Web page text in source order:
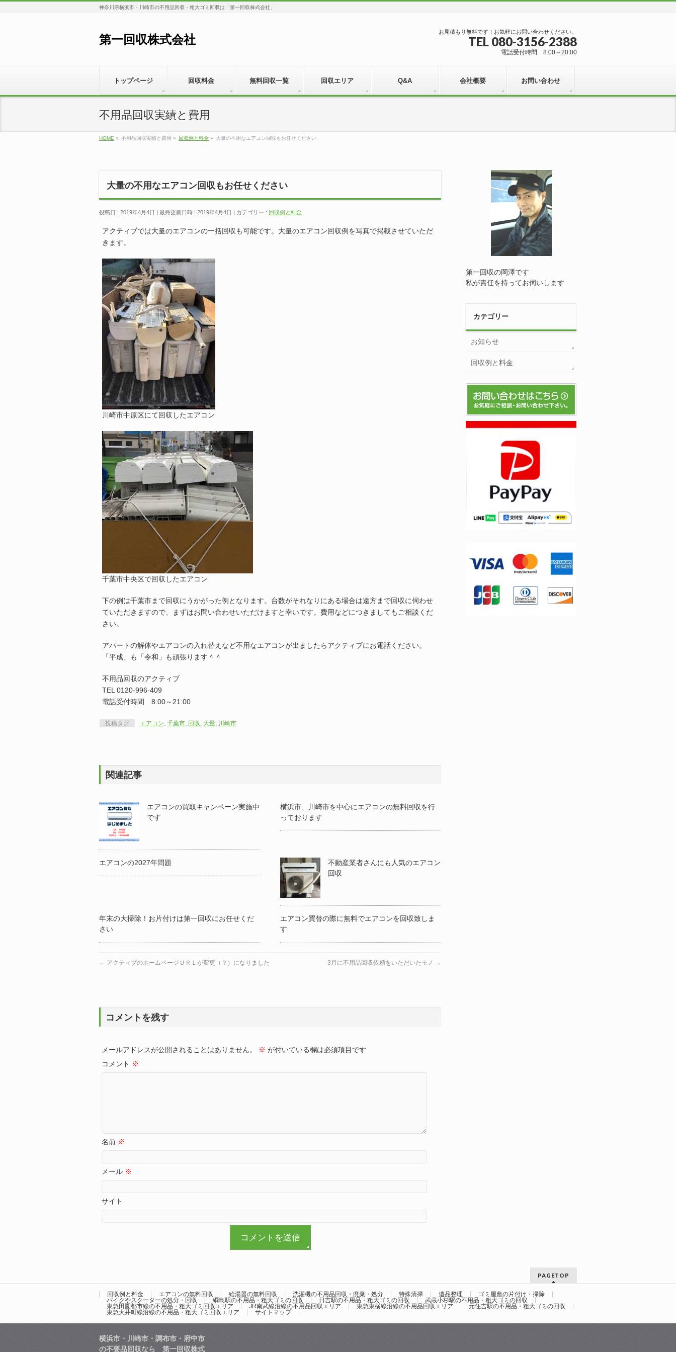
神奈川県横浜市・川崎市の不用品回収・粗大ゴミ回収は「第一回収株式会社」
第一回収株式会社
お見積もり無料です！お気軽にお問い合わせください。
TEL 080-3156-2388
電話受付時間 8:00～20:00
トップページ 回収料金 無料回収一覧 回収エリア Q&A 会社概要 お問い合わせ
不用品回収実績と費用
HOME » 不用品回収実績と費用 » 回収例と料金 » 大量の不用なエアコン回収もお任せください
大量の不用なエアコン回収もお任せください
投稿日 : 2019年4月4日 最終更新日時 : 2019年4月4日 カテゴリー : 回収例と料金
アクティブでは大量のエアコンの一括回収も可能です。大量のエアコン回収例を写真で掲載させていただ
きます。
川崎市中原区にて回収したエアコン
千葉市中央区で回収したエアコン
下の例は千葉市まで回収にうかがった例となります。台数がそれなりにある場合は遠方まで回収に伺わせ
ていただきますので、まずはお問い合わせいただけますと幸いです。費用などにつきましてもご相談くだ
さい。
アパートの解体やエアコンの入れ替えなど不用なエアコンが出ましたらアクティブにお電話ください。
「平成」も「令和」も頑張ります＾＾
不用品回収のアクティブ
TEL 0120-996-409
電話受付時間 8:00～21:00
投稿タグ エアコン, 千葉市, 回収, 大量, 川崎市
関連記事
エアコンの買取キャンペーン実施中
です
横浜市、川崎市を中心にエアコンの無料回収を行
っております
エアコンの2027年問題
不動産業者さんにも人気のエアコン
回収
年末の大掃除！お片付けは第一回収にお任せくだ
さい
エアコン買替の際に無料でエアコンを回収致しま
す
← アクティブのホームページＵＲＬが変更（？）になりました 3月に不用品回収依頼をいただいたモノ →
コメントを残す
メールアドレスが公開されることはありません。 ※ が付いている欄は必須項目です
コメント ※
名前 ※
メール ※
サイト
第一回収の岡澤です
私が責任を持ってお伺いします
カテゴリー
お知らせ
回収例と料金
PAGETOP
回収例と料金 エアコンの無料回収 給湯器の無料回収 洗濯機の不用品回収・廃棄・処分 特殊清掃 遺品整理
ゴミ屋敷の片付け・掃除
バイクやスクーターの処分・回収
綱島駅の不用品・粗大ゴミの回収 日吉駅の不用品・粗大ゴミの回収
武蔵小杉駅の不用品・粗大ゴミの回収
東急田園都市線の不用品・粗大ゴミ回収エリア
JR南武線沿線の不用品回収エリア 東急東横線沿線の不用品回収エリア
元住吉駅の不用品・粗大ゴミの回収
東急大井町線沿線の不用品・粗大ゴミ回収エリア
サイトマップ
横浜市・川崎市・調布市・府中市
の不要品回収なら 第一回収株式